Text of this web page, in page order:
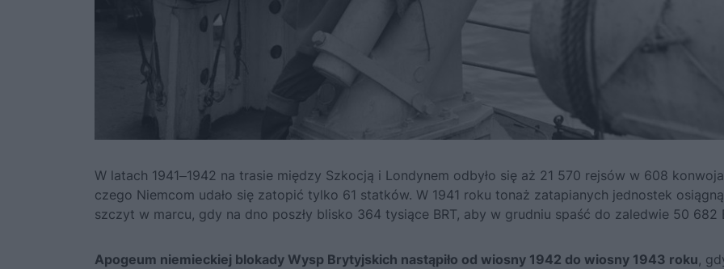
W latach 1941‒1942 na trasie między Szkocją i Londynem odbyło się aż 21 570 rejsów w 608
czego Niemcom udało się zatopić tylko 61 statków. W 1941 roku tonaż zatapianych jednostek
szczyt w marcu, gdy na dno poszły blisko 364 tysiące BRT, aby w grudniu spaść do zaledwie 50 682
Apogeum niemieckiej blokady Wysp Brytyjskich nastąpiło od wiosny 1942 do wiosny 1943 roku,